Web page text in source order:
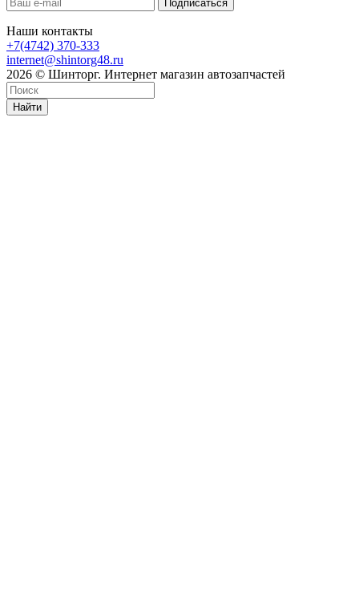
Наши контакты
+7(4742) 370-333
internet@shintorg48.ru
2026 © Шинторг. Интернет магазин автозапчастей
Найти